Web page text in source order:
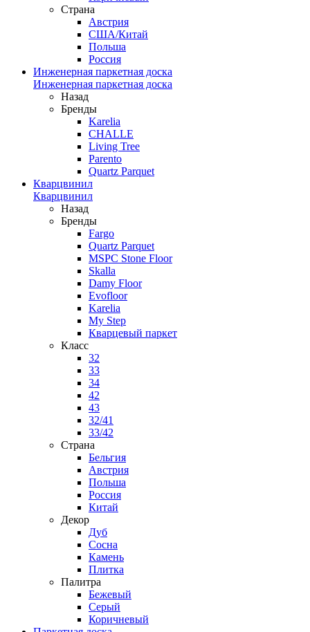
Страна
Австрия
США/Китай
Польша
Россия
Инженерная паркетная доска
Инженерная паркетная доска
Назад
Бренды
Karelia
CHALLE
Living Tree
Parento
Quartz Parquet
Кварцвинил
Кварцвинил
Назад
Бренды
Fargo
Quartz Parquet
MSPC Stone Floor
Skalla
Damy Floor
Evofloor
Karelia
My Step
Кварцевый паркет
Класс
32
33
34
42
43
32/41
33/42
Страна
Бельгия
Австрия
Польша
Россия
Китай
Декор
Дуб
Сосна
Камень
Плитка
Палитра
Бежевый
Серый
Коричневый